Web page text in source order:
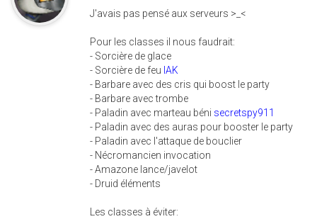
J'avais pas pensé aux serveurs >_<
Pour les classes il nous faudrait:
- Sorcière de glace
- Sorcière de feu IAK
- Barbare avec des cris qui boost le party
- Barbare avec trombe
- Paladin avec marteau béni secretspy911
- Paladin avec des auras pour booster le party
- Paladin avec l'attaque de bouclier
- Nécromancien invocation
- Amazone lance/javelot
- Druid éléments
Les classes à éviter: